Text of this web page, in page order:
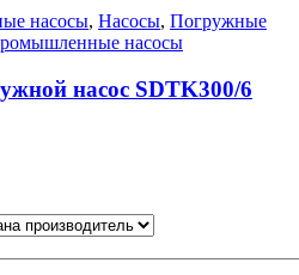
насосы, Насосы, Погружные
насосы
насос SDTK300/6